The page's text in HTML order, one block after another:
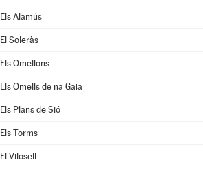
Els Alamús
El Soleràs
Els Omellons
Els Omells de na Gaia
Els Plans de Sió
Els Torms
El Vilosell